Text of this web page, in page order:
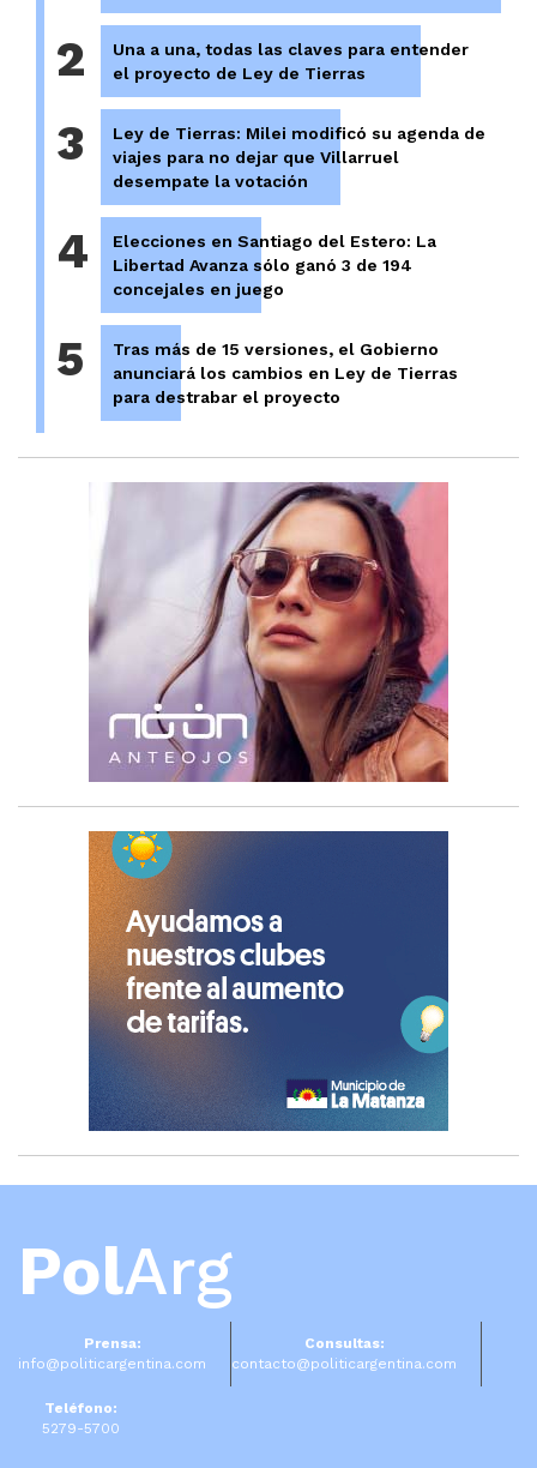
2
Una a una, todas las claves para entender
el proyecto de Ley de Tierras
3
Ley de Tierras: Milei modificó su agenda de
viajes para no dejar que Villarruel
desempate la votación
4
Elecciones en Santiago del Estero: La
Libertad Avanza sólo ganó 3 de 194
concejales en juego
5
Tras más de 15 versiones, el Gobierno
anunciará los cambios en Ley de Tierras
para destrabar el proyecto
PolArg
Prensa:
info@politicargentina.com
Consultas:
contacto@politicargentina.com
Teléfono:
5279-5700